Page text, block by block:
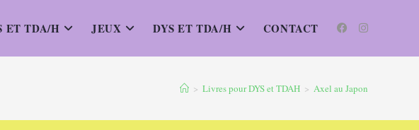
ET TDA/H JEUX DYS ET TDA/H CONTACT
> Livres pour DYS et TDAH > Axel au Japon